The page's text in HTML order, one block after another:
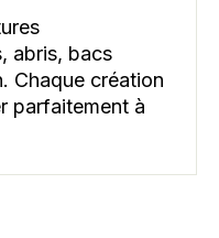
abris, bacs
Chaque création
parfaitement à